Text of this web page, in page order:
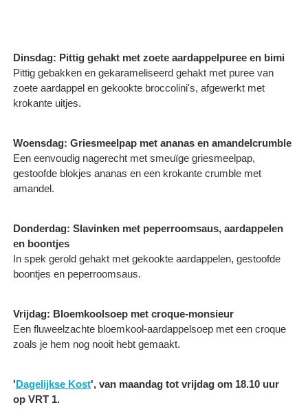
Dinsdag: Pittig gehakt met zoete aardappelpuree en bimi
Pittig gebakken en gekarameliseerd gehakt met puree van
zoete aardappel en gekookte broccolini's, afgewerkt met
krokante uitjes.
Woensdag: Griesmeelpap met ananas en amandelcrumble
Een eenvoudig nagerecht met smeuïge griesmeelpap,
gestoofde blokjes ananas en een krokante crumble met
amandel.
Donderdag: Slavinken met peperroomsaus, aardappelen
en boontjes
In spek gerold gehakt met gekookte aardappelen, gestoofde
boontjes en peperroomsaus.
Vrijdag: Bloemkoolsoep met croque-monsieur
Een fluweelzachte bloemkool-aardappelsoep met een croque
zoals je hem nog nooit hebt gemaakt.
'Dagelijkse Kost', van maandag tot vrijdag om 18.10 uur
op VRT 1.